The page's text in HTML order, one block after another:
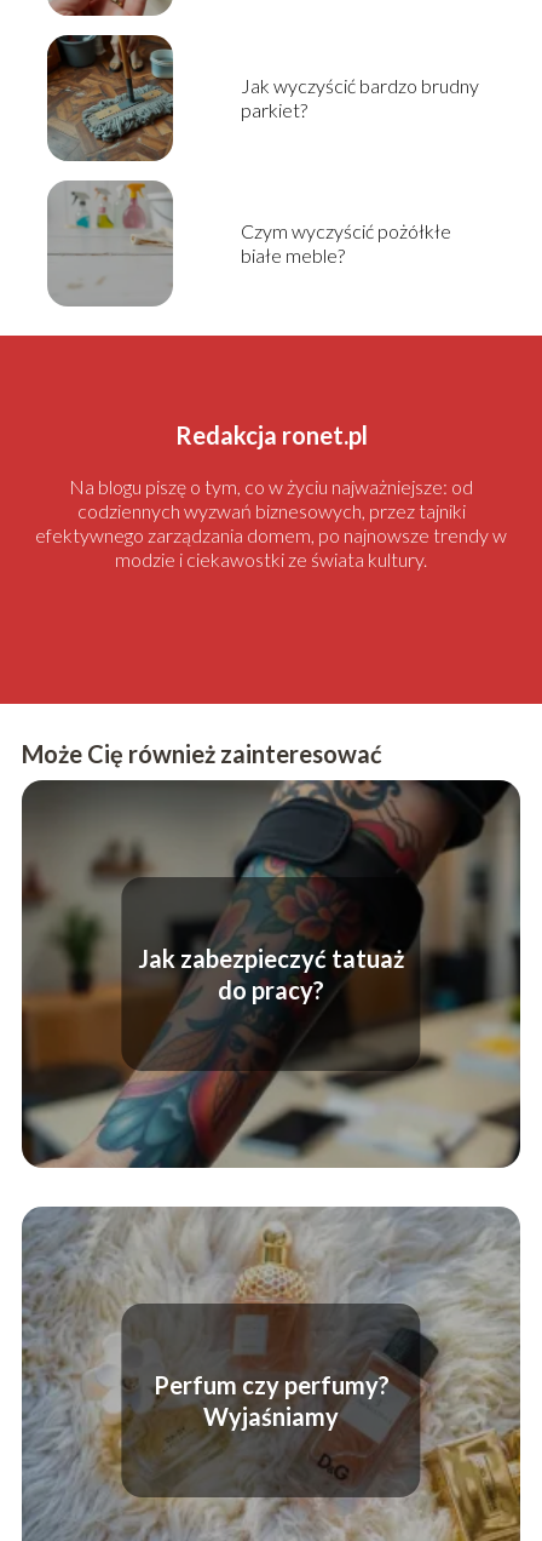
Jak wyczyścić bardzo brudny
parkiet?
Czym wyczyścić pożółkłe
białe meble?
Redakcja ronet.pl
Na blogu piszę o tym, co w życiu najważniejsze: od
codziennych wyzwań biznesowych, przez tajniki
efektywnego zarządzania domem, po najnowsze trendy w
modzie i ciekawostki ze świata kultury.
Może Cię również zainteresować
Jak zabezpieczyć tatuaż
do pracy?
Perfum czy perfumy?
Wyjaśniamy